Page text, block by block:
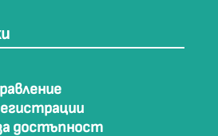
достъпност